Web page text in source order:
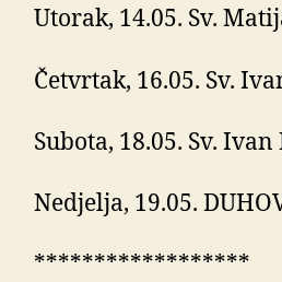
Utorak, 14.05. Sv.
Četvrtak, 16.05. Sv.
Subota, 18.05. Sv. Ivan
Nedjelja, 19.05.
******************